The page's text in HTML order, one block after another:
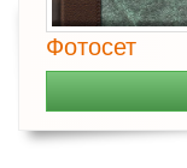
Фотосет